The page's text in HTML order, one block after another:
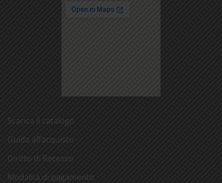
Scarica il catalogo
Guida all’acquisto
Diritto di Recesso
Modalità di pagamento